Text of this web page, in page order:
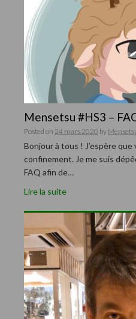
Mensetsu #HS3 –
Posted on 24 mars 2020 by
Bonjour à tous ! J’espère
confinement. Je me suis
FAQ afin de…
Lire la suite